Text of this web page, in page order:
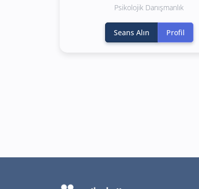
Psikolojik Danışmanlık
Seans Alın Profil